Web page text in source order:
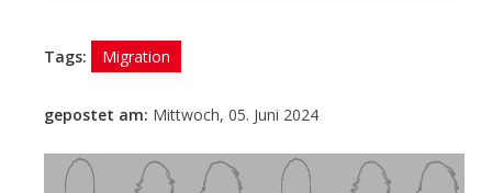
Tags: Migration
gepostet am: Mittwoch, 05. Juni 2024
- Anzeige -